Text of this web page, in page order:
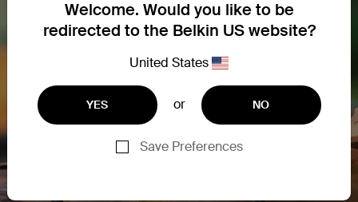
Welcome. Would you like to be
redirected to the Belkin US website?
United States
YES or NO
Save Preferences